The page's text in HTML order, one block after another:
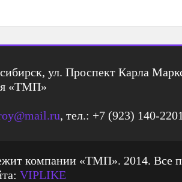
ул. Проспект Карла
«ТМП»
, тел.: +7 (923) 140-
компании «ТМП». 2014. Все
VIPLIKE